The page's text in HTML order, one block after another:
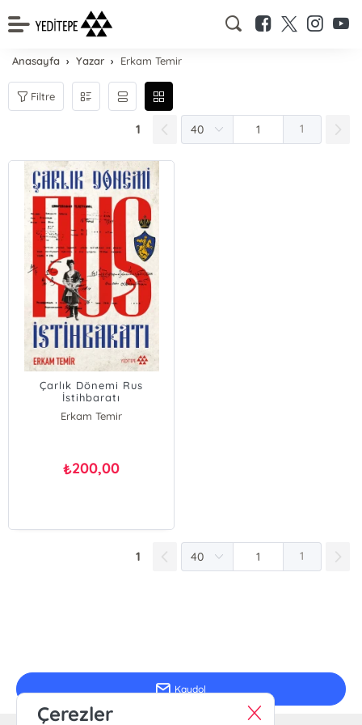
Anasayfa Yazar Erkam Temir
Filtre
1 1
Çarlık Dönemi Rus
İstihbaratı
Erkam Temir
₺200,00
1 1
Kaydol
Çerezler